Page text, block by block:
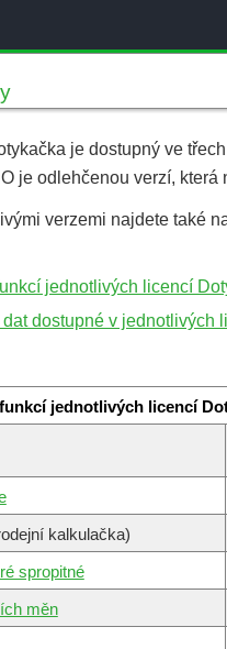
je dostupný ve
je odlehčenou verzí, která
verzemi najdete také
jednotlivých licencí
dat dostupné v jednotlivých
jednotlivých licencí
kalkulačka)
spropitné
měn